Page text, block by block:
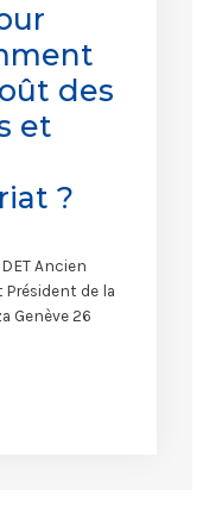
des
et
?
Ancien
Président de la
Genève 26